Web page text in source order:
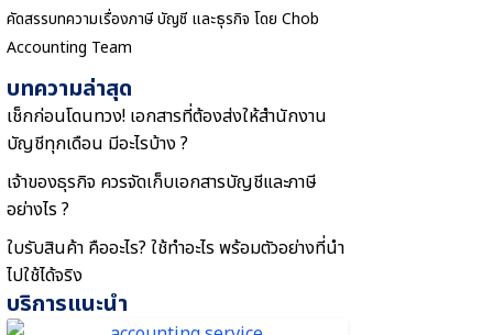
คัดสรรบทความเรื่องภาษี บัญชี และธุรกิจ โดย Chob
Accounting Team
บทความล่าสุด
เช็กก่อนโดนทวง! เอกสารที่ต้องส่งให้สำนักงาน
บัญชีทุกเดือน มีอะไรบ้าง ?
เจ้าของธุรกิจ ควรจัดเก็บเอกสารบัญชีและภาษี
อย่างไร ?
ใบรับสินค้า คืออะไร? ใช้ทำอะไร พร้อมตัวอย่างที่นำ
ไปใช้ได้จริง
บริการแนะนำ